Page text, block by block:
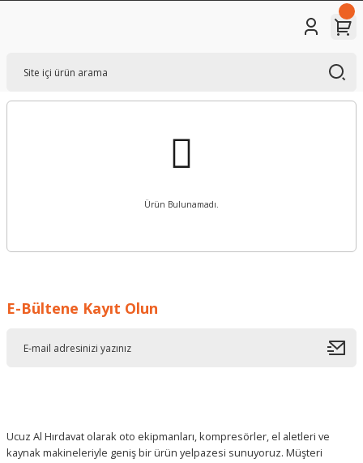
Ürün Bulunamadı.
E-Bültene Kayıt Olun
Ucuz Al Hırdavat olarak oto ekipmanları, kompresörler, el aletleri ve
kaynak makineleriyle geniş bir ürün yelpazesi sunuyoruz. Müşteri